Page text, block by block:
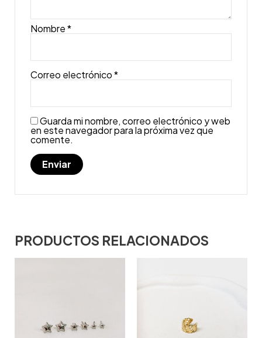
Nombre*
Correo electrónico*
Guarda mi nombre, correo electrónico y web
en este navegador para la próxima vez que
comente.
PRODUCTOS RELACIONADOS